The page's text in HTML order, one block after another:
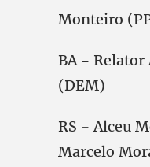
Monteiro
BA - Relator
(DEM)
RS -Alceu
Marcelo